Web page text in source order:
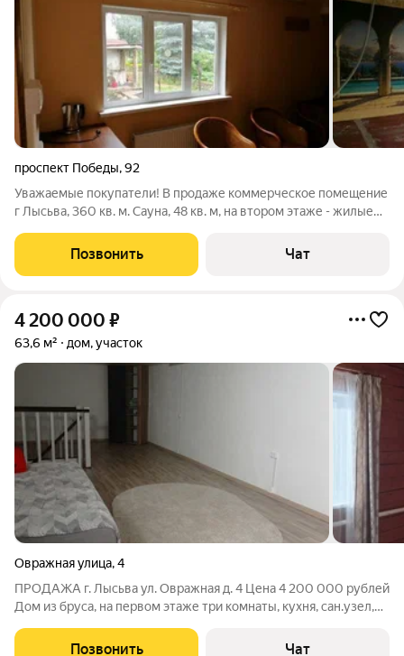
проспект Победы,92
Уважаемые покупатели! В продаже коммерческое помещение
г Лысьва, 360 кв. м. Сауна, 48 кв. м, на втором этаже - жилые
подробная информация по телефону Екатерина
Позвонить Чат
4 200 000 ₽
63,6 м² дом, участок
Овражная улица,4
ПРОДАЖА г. Лысьва ул. Овражная д. 4 Цена 4 200 000 рублей
Дом из бруса, на первом этаже три комнаты, кухня, сан.узел,
года постройки, 63.6 кв. м. , Зeмельный участок ЛПХ 15 соток,
Позвонить Чат